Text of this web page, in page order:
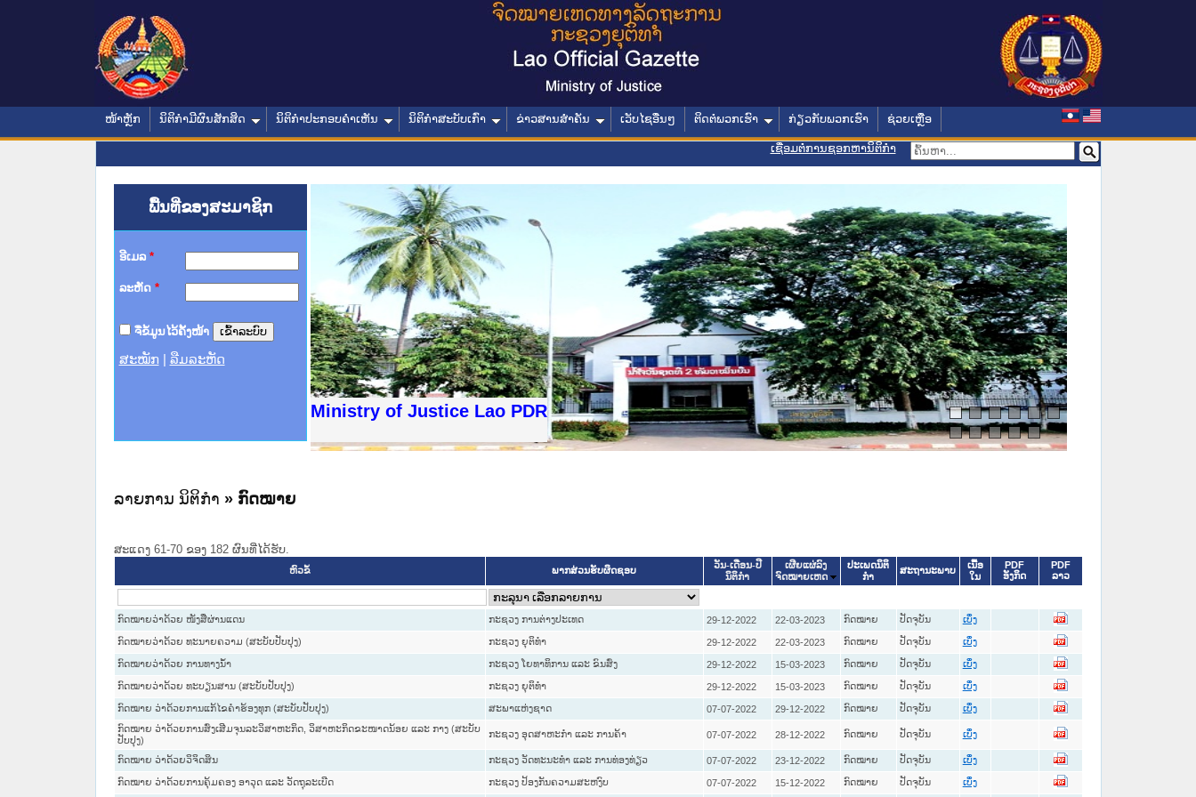
ໜ້າຫຼັກ ນິຕິກໍາມີຜົນສັກສິດ ນິຕິກໍາປະກອບຄໍາເຫັນ ນິຕິກໍາສະບັບເກົ່າ ຂ່າວສານສໍາຄັນ ເວັບໄຊອື່ນໆ ຕິດຕໍ່ພວກເຮົາ ກ່ຽວກັບພວກເຮົາ ຊ່ວຍເຫຼືອ
ເຊື່ອມຕໍ່ການຊອກຫານິຕິກຳ
ພື້ນທີ່ຂອງສະມາຊິກ
ອີເມລ *
ລະຫັດ *
ຈື່ຂໍ້ມູນໄວ້ຄັ້ງໜ້າ
ສະໝັກ ລືມລະຫັດ
Ministry of Justice Lao PDR
ານສະພາປະຊາຊົນ ພາກເໜືອ
ທາງລັດຖະການ
ສຳລັບ ພາກກາງ
ສຳລັບ ພາກໃຕ້
ວິທະຍາຄານຕຳຫຼວດປະຊາຊົນ
ວິທະຍາຄານສັນຕິບານປະຊາຊົນ
ຂັ້ນແຂວງພາກເໜືອ
ານສະພາປະຊາຊົນ ພາກກາງ
ລາຍການ ນິຕິກໍາ » ກົດໝາຍ
ສະແດງ 61-70 ຂອງ 182 ຜົນທີ່ໄດ້ຮັບ.
ຫົວຂໍ້ ພາກສ່ວນຮັບຜິດຊອບ
ວັນ-ເດືອນ-ປີ
ນິຕິກໍາ
ເຜີຍແຜ່ລົງ
ຈົດໝາຍເຫດ
ປະເພດນິຕິ
ກໍາ
ສະຖານະພາບ
ເນື້ອ
ໃນ
PDF
ອັງກິດ
PDF
ລາວ
ກົດໝາຍວ່າດ້ວຍ ໜັງສືຜ່ານແດນ ກະຊວງ ການຕ່າງປະເທດ 29-12-2022 22-03-2023 ກົດໝາຍ ປັດຈຸບັນ ເບິ່ງ
ກົດໝາຍວ່າດ້ວຍ ທະນາຍຄວາມ (ສະບັບປັບປຸງ) ກະຊວງ ຍຸຕິທໍາ 29-12-2022 22-03-2023 ກົດໝາຍ ປັດຈຸບັນ ເບິ່ງ
ກົດໝາຍວ່າດ້ວຍ ການທາງນໍ້າ ກະຊວງ ໂຍທາທິການ ແລະ ຂົນສົ່ງ 29-12-2022 15-03-2023 ກົດໝາຍ ປັດຈຸບັນ ເບິ່ງ
ກົດໝາຍວ່າດ້ວຍ ທະບຽນສານ (ສະບັບປັບປຸງ) ກະຊວງ ຍຸຕິທໍາ 29-12-2022 15-03-2023 ກົດໝາຍ ປັດຈຸບັນ ເບິ່ງ
ກົດໝາຍ ວ່າດ້ວຍການແກ້ໄຂຄໍາຮ້ອງທຸກ (ສະບັບປັບປຸງ) ສະພາແຫ່ງຊາດ 07-07-2022 29-12-2022 ກົດໝາຍ ປັດຈຸບັນ ເບິ່ງ
ກົດໝາຍ ວ່າດ້ວຍການສົ່ງເສີມຈຸນລະວິສາຫະກິດ, ວິສາຫະກິດຂະໜາດນ້ອຍ ແລະ ກາງ (ສະບັບ
ປັບປຸງ)
ກະຊວງ ອຸດສາຫະກຳ ແລະ ການຄ້າ 07-07-2022 28-12-2022 ກົດໝາຍ ປັດຈຸບັນ ເບິ່ງ
ກົດໝາຍ ວ່າດ້ວຍວິຈິດສິນ ກະຊວງ ວັດທະນະທຳ ແລະ ການທ່ອງທ່ຽວ 07-07-2022 23-12-2022 ກົດໝາຍ ປັດຈຸບັນ ເບິ່ງ
ກົດໝາຍ ວ່າດ້ວຍການຄຸ້ມຄອງ ອາວຸດ ແລະ ວັດຖຸລະເບີດ ກະຊວງ ປ້ອງກັນຄວາມສະຫງົບ 07-07-2022 15-12-2022 ກົດໝາຍ ປັດຈຸບັນ ເບິ່ງ